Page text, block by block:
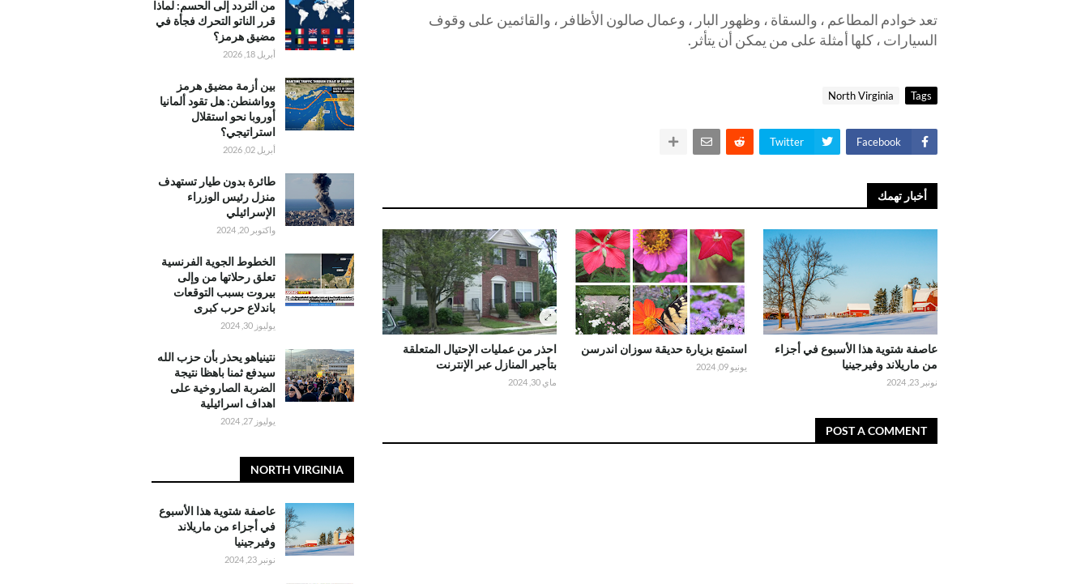
تعد خوادم المطاعم ، والسقاة ، وظهور البار ، وعمال صالون الأظافر ، والقائمين على وقوف
السيارات ، كلها أمثلة على من يمكن أن يتأثر.
Tags
North Virginia
Facebook
Twitter
أخبار تهمك
عاصفة شتوية هذا الأسبوع في أجزاء
من ماريلاند وفيرجينيا
نونبر 23, 2024
استمتع بزيارة حديقة سوزان اندرسن
يونيو 09, 2024
احذر من عمليات الإحتيال المتعلقة
بتأجير المنازل عبر الإنترنت
ماي 30, 2024
POST A COMMENT
من التردد إلى الحسم: لماذا
قرر الناتو التحرك فجأة في
مضيق هرمز؟
أبريل 18, 2026
بين أزمة مضيق هرمز
وواشنطن: هل تقود ألمانيا
أوروبا نحو استقلال
استراتيجي؟
أبريل 02, 2026
طائرة بدون طيار تستهدف
منزل رئيس الوزراء
الإسرائيلي
واكتوبر 20, 2024
الخطوط الجوية الفرنسية
تعلق رحلاتها من وإلى
بيروت بسبب التوقعات
باندلاع حرب كبرى
يوليوز 30, 2024
نتينياهو يحذر بأن حزب الله
سيدفع ثمنا باهظا نتيجة
الضربة الصاروخية على
اهداف اسرائيلية
يوليوز 27, 2024
NORTH VIRGINIA
عاصفة شتوية هذا الأسبوع
في أجزاء من ماريلاند
وفيرجينيا
نونبر 23, 2024